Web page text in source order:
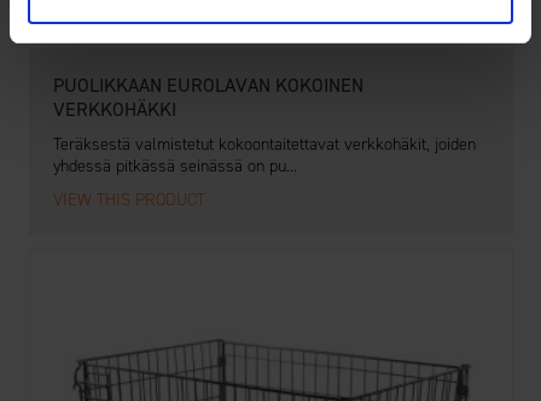
PUOLIKKAAN EUROLAVAN KOKOINEN
VERKKOHÄKKI
Teräksestä valmistetut kokoontaitettavat verkkohäkit, joiden
yhdessä pitkässä seinässä on pu...
VIEW THIS PRODUCT